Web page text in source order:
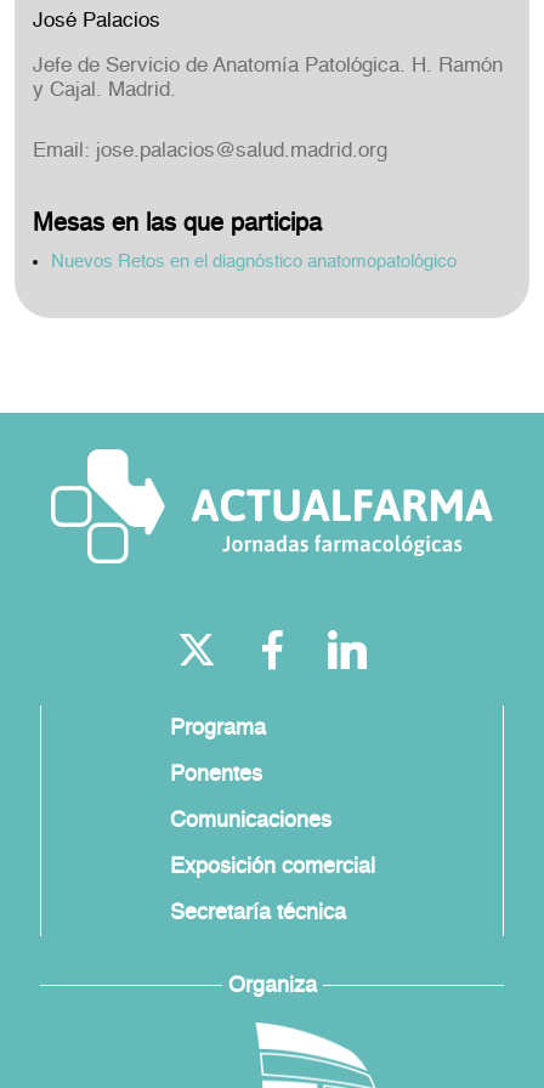
José Palacios
Jefe de Servicio de Anatomía Patológica. H. Ramón
y Cajal. Madrid.
Email: jose.palacios@salud.madrid.org
Mesas en las que participa
Nuevos Retos en el diagnóstico anatomopatológico
Programa
Ponentes
Comunicaciones
Exposición comercial
Secretaría técnica
Organiza